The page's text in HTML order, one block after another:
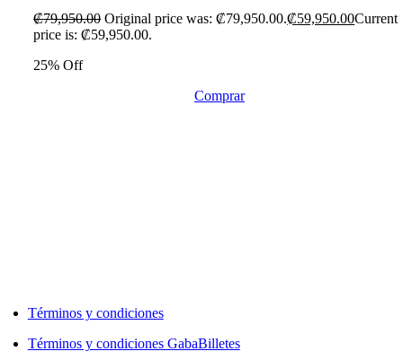
₡79,950.00 Original price was: ₡79,950.00.₡59,950.00Current
price is: ₡59,950.00.
25% Off
Comprar
Términos y condiciones
Términos y condiciones GabaBilletes